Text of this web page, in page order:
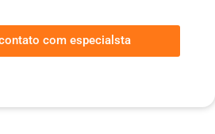
com especialsta